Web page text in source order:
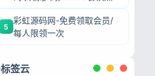
5
彩虹源码网-免费领取会员/
每人限领一次
标签云